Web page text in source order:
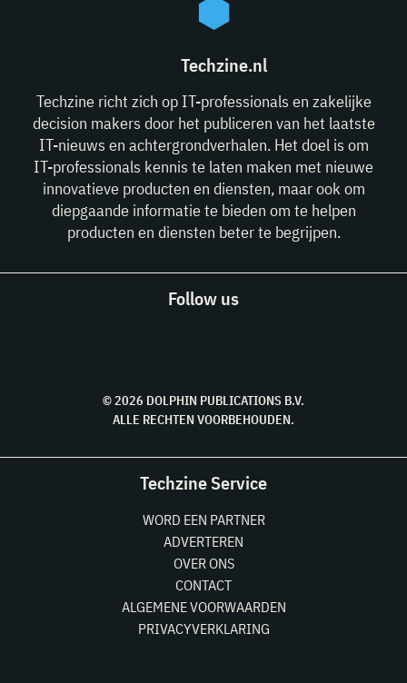
Techzine.nl
Techzine richt zich op IT-professionals en zakelijke
decision makers door het publiceren van het laatste
IT-nieuws en achtergrondverhalen. Het doel is om
IT-professionals kennis te laten maken met nieuwe
innovatieve producten en diensten, maar ook om
diepgaande informatie te bieden om te helpen
producten en diensten beter te begrijpen.
Follow us
© 2026 DOLPHIN PUBLICATIONS B.V.
ALLE RECHTEN VOORBEHOUDEN.
Techzine Service
WORD EEN PARTNER
ADVERTEREN
OVER ONS
CONTACT
ALGEMENE VOORWAARDEN
PRIVACYVERKLARING